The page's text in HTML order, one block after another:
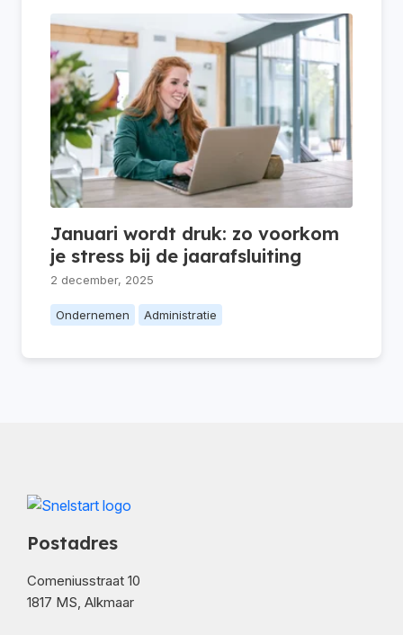
Januari wordt druk: zo voorkom
je stress bij de jaarafsluiting
2 december, 2025
Ondernemen Administratie
Postadres
Comeniusstraat 10
1817 MS, Alkmaar